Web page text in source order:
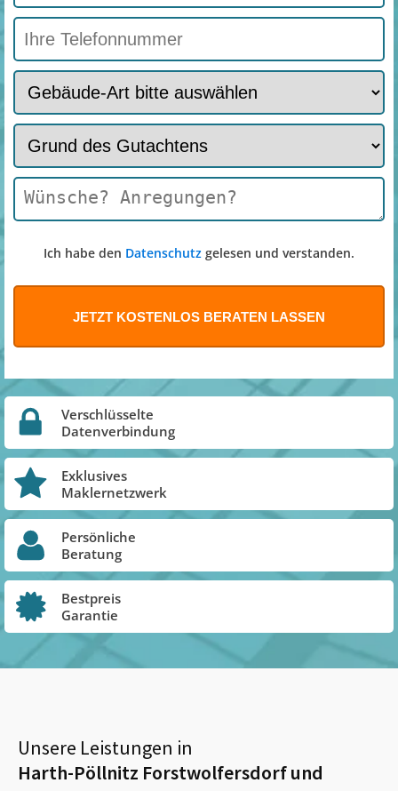
Ich habe den Datenschutz gelesen und verstanden.
Verschlüsselte
Datenverbindung
Exklusives
Maklernetzwerk
Persönliche
Beratung
Bestpreis
Garantie
Unsere Leistungen in
Harth-Pöllnitz Forstwolfersdorfund